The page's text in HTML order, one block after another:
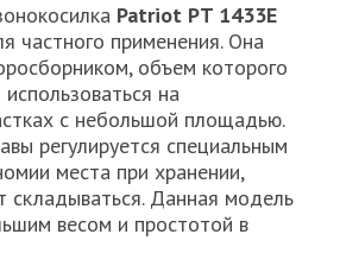
Patriot PT 1433E
частного применения. Она
объем которого
на
с небольшой площадью.
регулируется специальным
места при хранении,
складываться. Данная модель
весом и простотой в